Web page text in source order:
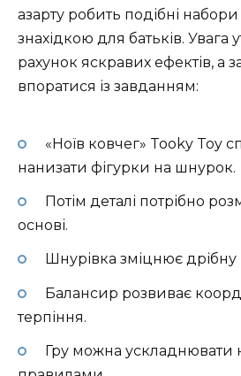
азарту робить подібні
знахідкою для батьків. Увага
рахунок яскравих ефектів, а
впоратися із завданням:
«Ноїв ковчег» Tooky Toy
нанизати фігурки на шнурок.
Потім деталі потрібно
основі.
Шнурівка зміцнює
Балансир розвиває
терпіння.
Гру можна ускладнювати